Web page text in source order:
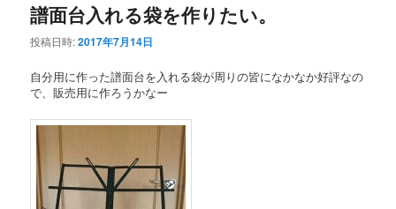
譜面台入れる袋を作りたい。
投稿日時:2017年7月14日
自分用に作った譜面台を入れる袋が周りの皆になかなか好評なの
で、販売用に作ろうかなー